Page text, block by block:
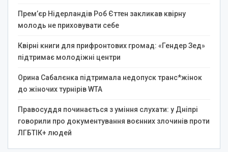
Прем’єр Нідерландів Роб Єттен закликав квірну
молодь не приховувати себе
Квірні книги для прифронтових громад: «Гендер Зед»
підтримає молодіжні центри
Орина Сабалєнка підтримала недопуск транс*жінок
до жіночих турнірів WTA
Правосуддя починається з уміння слухати: у Дніпрі
говорили про документування воєнних злочинів проти
ЛГБТІК+ людей